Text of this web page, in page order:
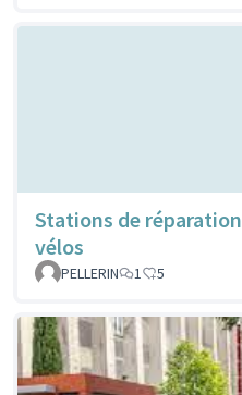
Stations de réparation
vélos
PELLERIN
1 5